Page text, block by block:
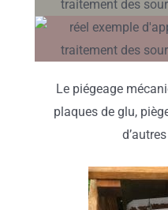
Le piégeage
plaques de glu,